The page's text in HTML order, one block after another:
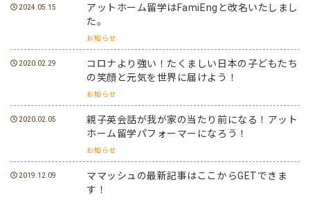
2024.05.15
アットホーム留学はFamiEngと改名いたしまし
た。
お知らせ
2020.02.29
コロナより強い！たくましい日本の子どもたち
の笑顔と元気を世界に届けよう！
お知らせ
2020.02.05
親子英会話が我が家の当たり前になる！アット
ホーム留学パフォーマーになろう！
お知らせ
2019.12.09
ママッシュの最新記事はここからGETできま
す！